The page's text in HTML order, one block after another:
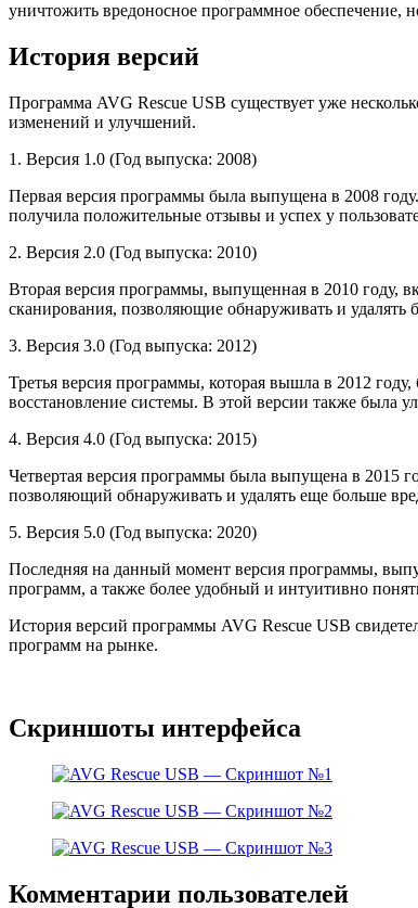
уничтожить вредоносное программное обеспечение,
История версий
Программа AVG Rescue USB существует уже
изменений и улучшений.
1. Версия 1.0 (Год выпуска: 2008)
Первая версия программы была выпущена в 2008
получила положительные отзывы и успех у
2. Версия 2.0 (Год выпуска: 2010)
Вторая версия программы, выпущенная в 2010 году,
сканирования, позволяющие обнаруживать и
3. Версия 3.0 (Год выпуска: 2012)
Третья версия программы, которая вышла в 2012
восстановление системы. В этой версии также была
4. Версия 4.0 (Год выпуска: 2015)
Четвертая версия программы была выпущена в 2015
позволяющий обнаруживать и удалять еще больше
5. Версия 5.0 (Год выпуска: 2020)
Последняя на данный момент версия программы,
программ, а также более удобный и интуитивно
История версий программы AVG Rescue USB
программ на рынке.
Скриншоты интерфейса
Комментарии пользователей